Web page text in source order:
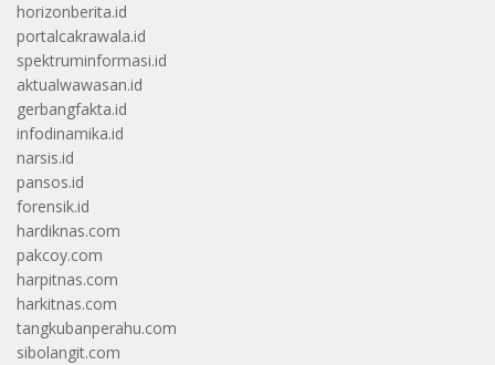
horizonberita.id
portalcakrawala.id
spektruminformasi.id
aktualwawasan.id
gerbangfakta.id
infodinamika.id
narsis.id
pansos.id
forensik.id
hardiknas.com
pakcoy.com
harpitnas.com
harkitnas.com
tangkubanperahu.com
sibolangit.com